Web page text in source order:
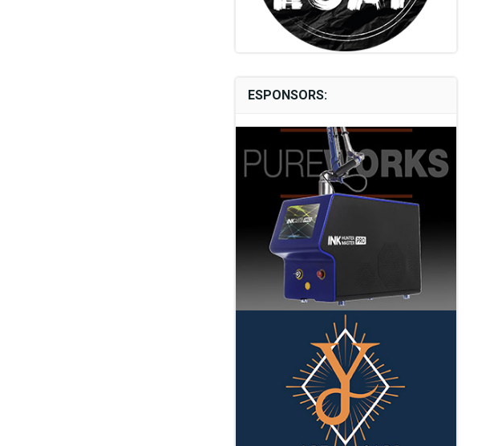
ESPONSORS: